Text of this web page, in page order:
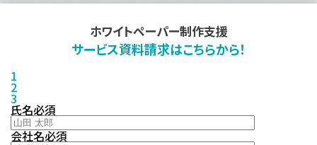
ホワイトペーパー制作支援
サービス資料請求はこちらから！
1
2
3
氏名必須
会社名必須